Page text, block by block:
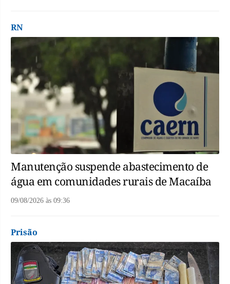
RN
Manutenção suspende abastecimento de
água em comunidades rurais de Macaíba
09/08/2026 às 09:36
Prisão